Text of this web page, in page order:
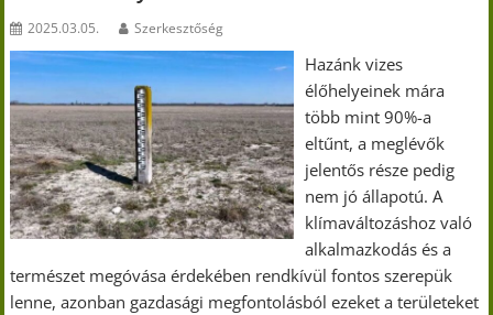
2025.03.05. Szerkesztőség
Hazánk vizes
élőhelyeinek mára
több mint 90%-a
eltűnt, a meglévők
jelentős része pedig
nem jó állapotú. A
klímaváltozáshoz való
alkalmazkodás és a
természet megóvása érdekében rendkívül fontos szerepük
lenne, azonban gazdasági megfontolásból ezeket a területeket